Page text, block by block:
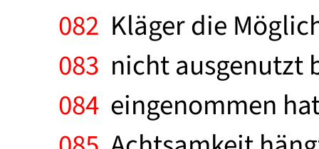
082 Kläger die
083 nicht ausgenutzt
084 eingenommen